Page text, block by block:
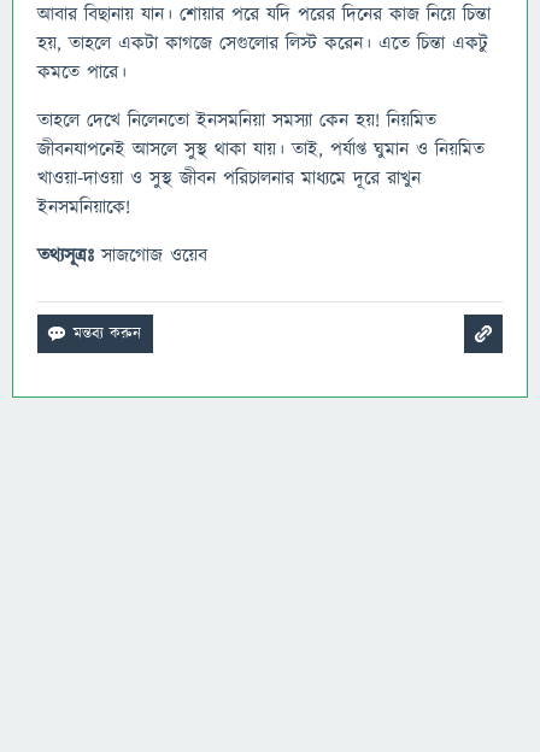
আবার বিছানায় যান। শোয়ার পরে যদি পরের দিনের কাজ নিয়ে চিন্তা
হয়, তাহলে একটা কাগজে সেগুলোর লিস্ট করেন। এতে চিন্তা একটু
কমতে পারে।
তাহলে দেখে নিলেনতো ইনসমনিয়া সমস্যা কেন হয়! নিয়মিত
জীবনযাপনেই আসলে সুস্থ থাকা যায়। তাই, পর্যাপ্ত ঘুমান ও নিয়মিত
খাওয়া-দাওয়া ও সুস্থ জীবন পরিচালনার মাধ্যমে দূরে রাখুন
ইনসমনিয়াকে!
তথ্যসূত্রঃ সাজগোজ ওয়েব